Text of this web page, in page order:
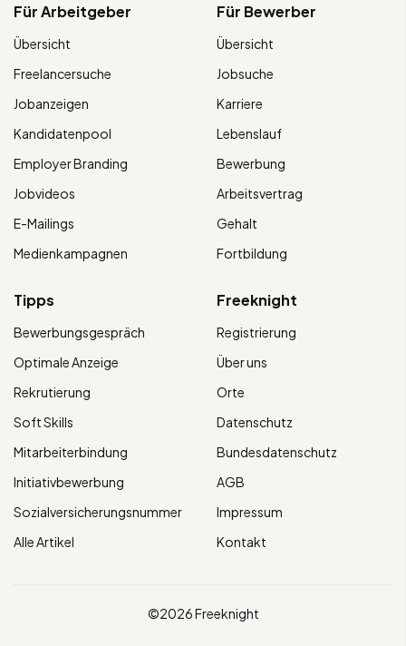
Für Arbeitgeber
Übersicht
Freelancersuche
Jobanzeigen
Kandidatenpool
Employer Branding
Jobvideos
E-Mailings
Medienkampagnen
Für Bewerber
Übersicht
Jobsuche
Karriere
Lebenslauf
Bewerbung
Arbeitsvertrag
Gehalt
Fortbildung
Tipps
Bewerbungsgespräch
Optimale Anzeige
Rekrutierung
Soft Skills
Mitarbeiterbindung
Initiativbewerbung
Sozialversicherungsnummer
Alle Artikel
Freeknight
Registrierung
Über uns
Orte
Datenschutz
Bundesdatenschutz
AGB
Impressum
Kontakt
©2026 Freeknight